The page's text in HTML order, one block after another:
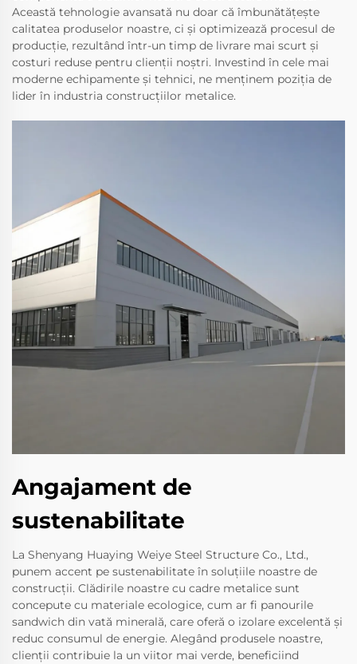
Această tehnologie avansată nu doar că îmbunătățește
calitatea produselor noastre, ci și optimizează procesul de
producție, rezultând într-un timp de livrare mai scurt și
costuri reduse pentru clienții noștri. Investind în cele mai
moderne echipamente și tehnici, ne menținem poziția de
lider în industria construcțiilor metalice.
Angajament de
sustenabilitate
La Shenyang Huaying Weiye Steel Structure Co., Ltd.,
punem accent pe sustenabilitate în soluțiile noastre de
construcții. Clădirile noastre cu cadre metalice sunt
concepute cu materiale ecologice, cum ar fi panourile
sandwich din vată minerală, care oferă o izolare excelentă și
reduc consumul de energie. Alegând produsele noastre,
clienții contribuie la un viitor mai verde, beneficiind